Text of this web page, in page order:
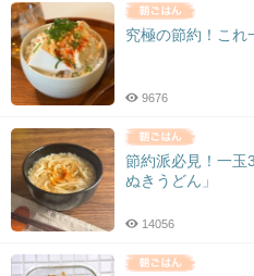
究極の節約！これ
9676
節約派必見！一玉
ぬきうどん」
14056